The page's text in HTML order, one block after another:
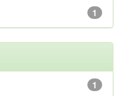
1
1